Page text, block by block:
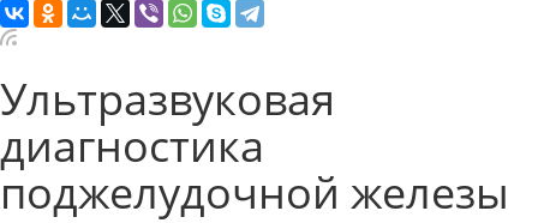
Ультразвуковая
диагностика
поджелудочной железы